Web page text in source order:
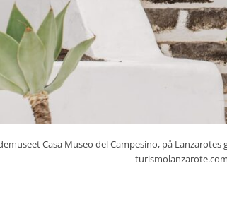
Casa Museo del Campesino, på
turismolanzarote.com